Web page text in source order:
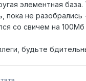
элементная база.
пока не
со свичем на
будьте